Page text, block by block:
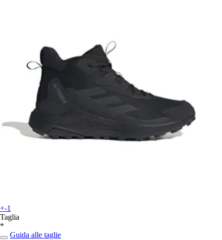
+-1
Taglia
*
Guida alle taglie